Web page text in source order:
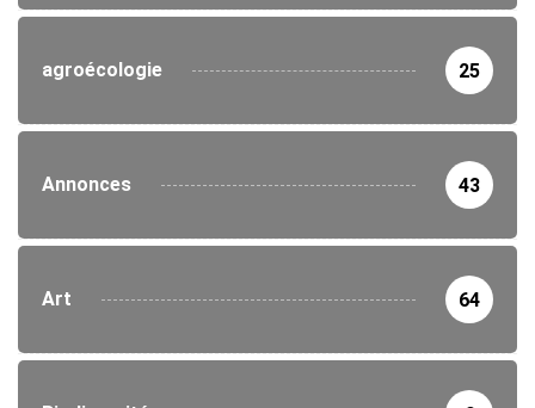
agroécologie 25
Annonces 43
Art 64